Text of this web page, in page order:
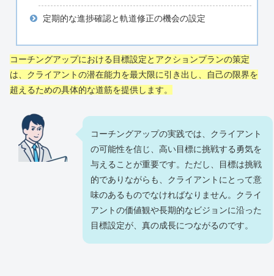
定期的な進捗確認と軌道修正の機会の設定
コーチングアップにおける目標設定とアクションプランの策定
は、クライアントの潜在能力を最大限に引き出し、自己の限界を
超えるための具体的な道筋を提供します。
コーチングアップの実践では、クライアント
の可能性を信じ、高い目標に挑戦する勇気を
与えることが重要です。ただし、目標は挑戦
的でありながらも、クライアントにとって意
味のあるものでなければなりません。クライ
アントの価値観や長期的なビジョンに沿った
目標設定が、真の成長につながるのです。